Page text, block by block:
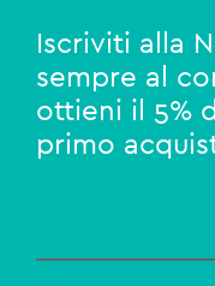
Iscriviti alla
sempre al
ottieni il 5%
primo